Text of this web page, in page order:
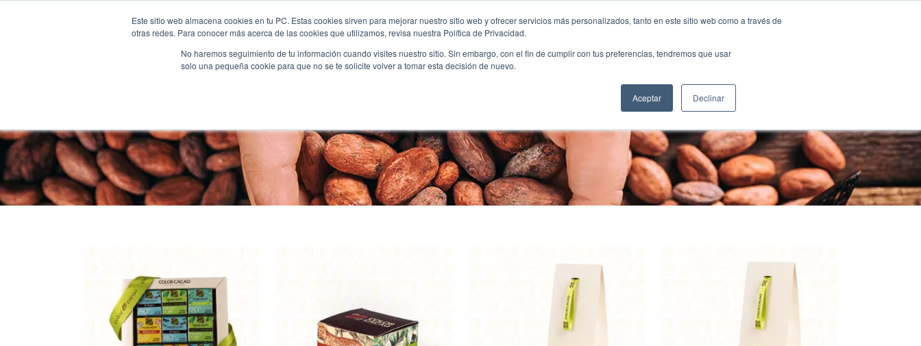
Este sitio web almacena cookies en tu PC. Estas cookies sirven para mejorar nuestro sitio web y ofrecer servicios más personalizados, tanto en este sitio web como a través de
otras redes. Para conocer más acerca de las cookies que utilizamos, revisa nuestra Política de Privacidad.
No haremos seguimiento de tu información cuando visites nuestro sitio. Sin embargo, con el fin de cumplir con tus preferencias, tendremos que usar
solo una pequeña cookie para que no se te solicite volver a tomar esta decisión de nuevo.
Aceptar Declinar
HOME ABOUT US
Chocolate Saludable